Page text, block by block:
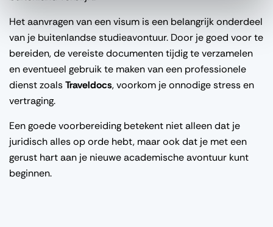
Het aanvragen van een visum is een belangrijk onderdeel
van je buitenlandse studieavontuur. Door je goed voor te
bereiden, de vereiste documenten tijdig te verzamelen
en eventueel gebruik te maken van een professionele
dienst zoalsTraveldocs, voorkom je onnodige stress en
vertraging.
Een goede voorbereiding betekent niet alleen dat je
juridisch alles op orde hebt, maar ook dat je met een
gerust hart aan je nieuwe academische avontuur kunt
beginnen.